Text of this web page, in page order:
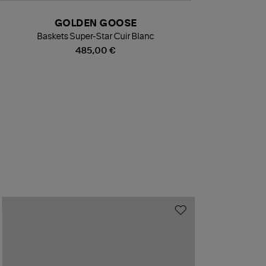
485,00 €
GOLDEN GOOSE
Baskets Super-Star Cuir Blanc